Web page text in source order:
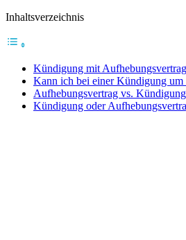
Inhaltsverzeichnis
Kündigung mit
Kann ich bei einer Kündigung um
Aufhebungsvertrag vs.
Kündigung oder